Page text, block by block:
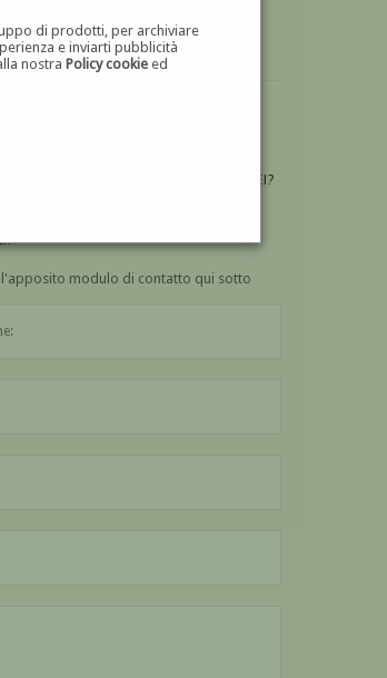
di prodotti, per archiviare
e inviarti pubblicità
nostraPolicy cookie ed
UN'OPERA DI GIOVANNI GARINEI?
l'apposito modulo di contatto qui sotto